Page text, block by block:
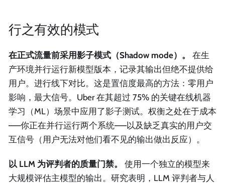
行之有效的模式
在正式流量前采用影子模式（Shadow mode）。
在生
产环境并行运行新模型版本，记录其输出但绝不提供给
用户。进行线下对比。这是置信度最高的方法：零用户
影响，最大信号。Uber 在其超过 75% 的关键在线机器
学习（ML）场景中应用了影子测试。权衡之处在于成本
——你正在并行运行两个系统——以及缺乏真实的用户交
互信号（用户无法对他们看不见的输出做出反应）。
以 LLM 为评判者的质量门禁。
使用一个独立的模型来
大规模评估主模型的输出。研究表明，LLM 评判者与人